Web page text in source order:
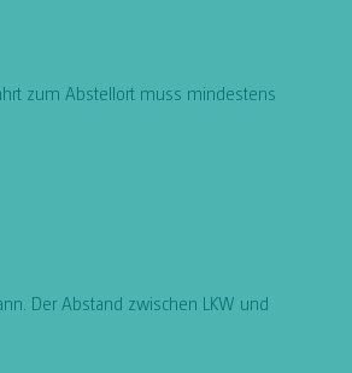
zum Abstellort muss mindestens
Der Abstand zwischen LKW und